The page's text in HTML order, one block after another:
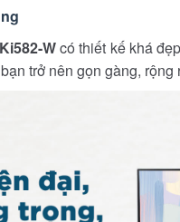
Wcó thiết kế khá
trở nên gọn gàng,